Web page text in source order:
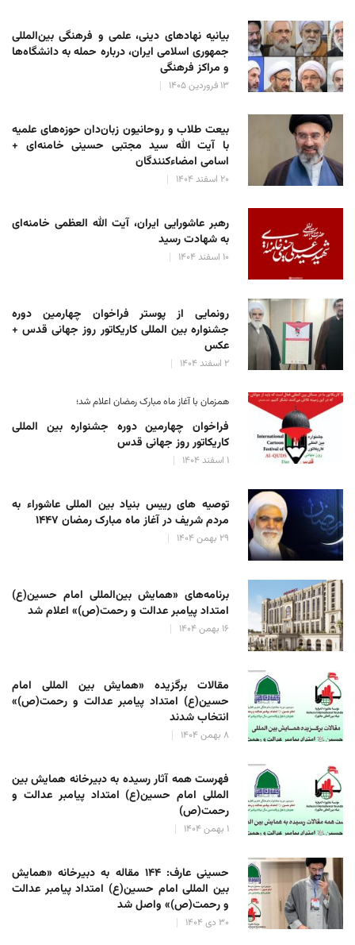
بیانیه نهادهای دینی، علمی و فرهنگی بین‌المللی
جمهوری اسلامی ایران، درباره حمله به دانشگاه‌ها
و مراکز فرهنگی
۱۳ فروردین ۱۴۰۵
بیعت طلاب و روحانیون زبان‌دان حوزه‌های علمیه
با آیت الله سید مجتبی حسینی خامنه‌ای +
اسامی امضاءکنندگان
۲۰ اسفند ۱۴۰۴
رهبر عاشورایی ایران، آیت الله العظمی خامنه‌ای
به شهادت رسید
۱۰ اسفند ۱۴۰۴
رونمایی از پوستر فراخوان چهارمین دوره
جشنواره بین المللی کاریکاتور روز جهانی قدس +
عکس
۲ اسفند ۱۴۰۴
همزمان با آغاز ماه مبارک رمضان اعلام شد؛
فراخوان چهارمین دوره جشنواره بین المللی
کاریکاتور روز جهانی قدس
۱ اسفند ۱۴۰۴
توصیه های رییس بنیاد بین المللی عاشوراء به
مردم شریف در آغاز ماه مبارک رمضان ۱۴۴۷
۲۹ بهمن ۱۴۰۴
برنامه‌های «همایش بین‌المللی امام حسین(ع)
امتداد پیامبر عدالت و رحمت(ص)» اعلام شد
۱۶ بهمن ۱۴۰۴
مقالات برگزیده «همایش بین المللی امام
حسین(ع) امتداد پیامبر عدالت و رحمت(ص)»
انتخاب شدند
۸ بهمن ۱۴۰۴
فهرست همه آثار رسیده به دبیرخانه همایش بین
المللی امام حسین(ع) امتداد پیامبر عدالت و
رحمت(ص)
۱ بهمن ۱۴۰۴
حسینی عارف: ۱۴۴ مقاله به دبیرخانه «همایش
بین المللی امام حسین(ع) امتداد پیامبر عدالت
و رحمت(ص)» واصل شد
۳۰ دی ۱۴۰۴